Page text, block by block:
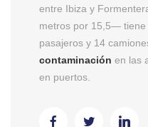
entre Ibiza y
metros por 15,5— tiene
pasajeros y 14
contaminación en las
en puertos.